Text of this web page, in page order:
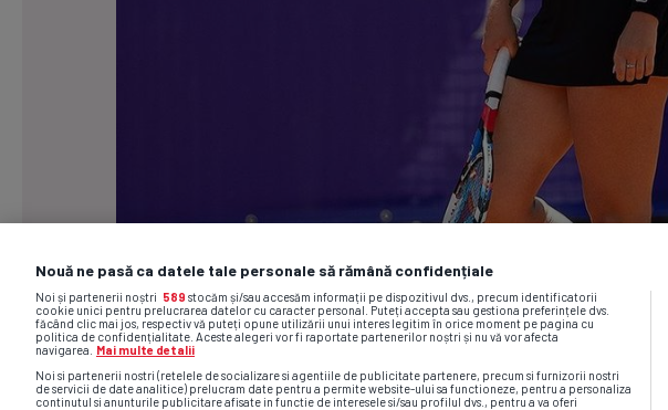
Nouă ne pasă ca datele tale personale să rămână confidențiale
Noi și partenerii noștri 589 stocăm și/sau accesăm informații pe dispozitivul dvs., precum identificatorii
cookie unici pentru prelucrarea datelor cu caracter personal. Puteți accepta sau gestiona preferințele dvs.
făcând clic mai jos, respectiv vă puteți opune utilizării unui interes legitim în orice moment pe pagina cu
politica de confidențialitate. Aceste alegeri vor fi raportate partenerilor noștri și nu vă vor afecta
navigarea.
Mai multe detalii
Noi si partenerii nostri (retelele de socializare si agentiile de publicitate partenere, precum si furnizorii nostri
de servicii de date analitice) prelucram date pentru a permite website-ului sa functioneze, pentru a personaliza
continutul si anunturile publicitare afisate in functie de interesele si/sau profilul dvs., pentru a va oferi